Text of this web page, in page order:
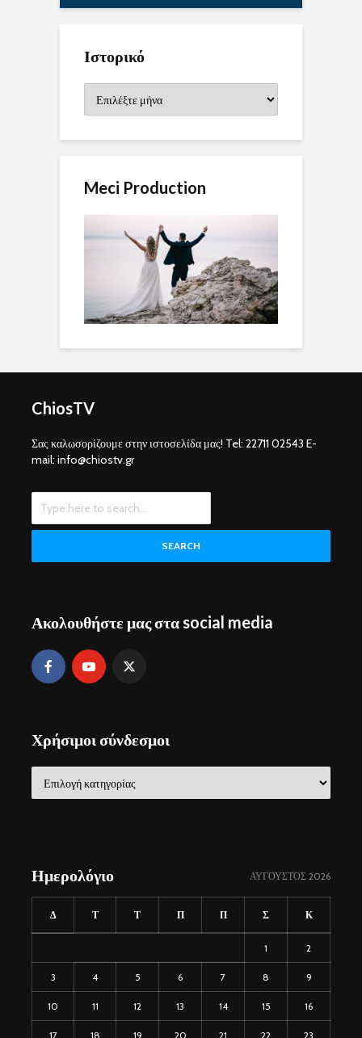
Ιστορικό
Meci Production
ChiosTV
Σας καλωσορίζουμε στην ιστοσελίδα μας! Tel: 22711 02543 E-
mail: info@chiostv.gr
SEARCH
Ακολουθήστε μας στα social media
Χρήσιμοι σύνδεσμοι
σύνδεσμοι
Ημερολόγιο ΑΎΓΟΥΣΤΟΣ 2026
Δ Τ Τ Π Π Σ Κ
1 2
3 4 5 6 7 8 9
10 11 12 13 14 15 16
17 18 19 20 21 22 23